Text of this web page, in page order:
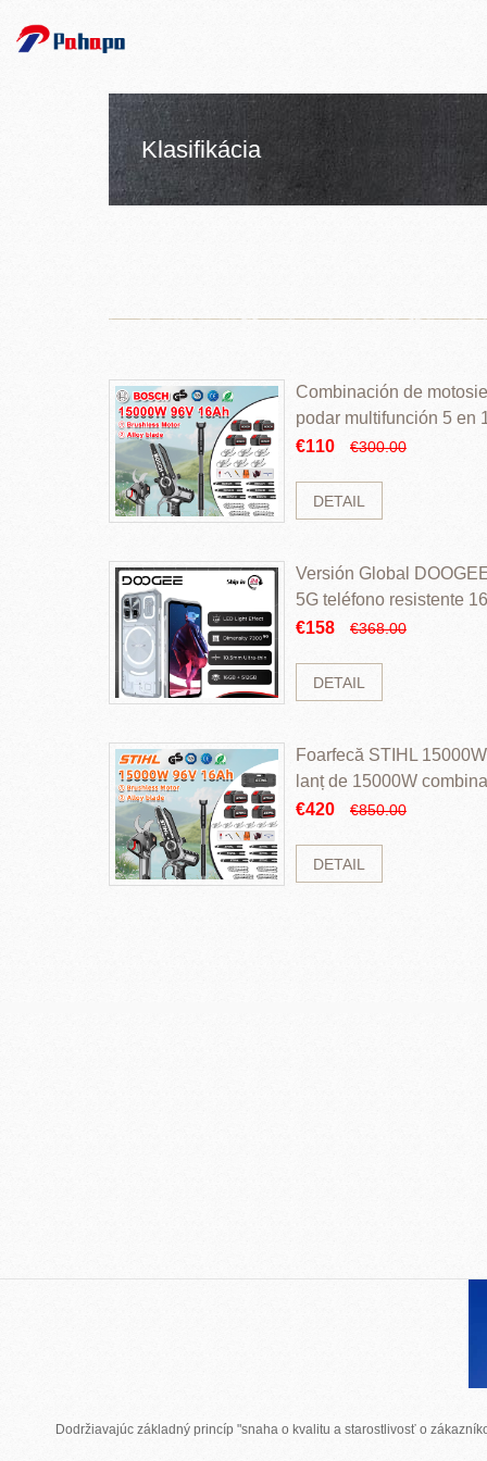
Klasifikácia
Combinación de
podar multifunción 5 en
€110
€300.00
DETAIL
Versión Global
5G teléfono resistente
ROM Mediatek
€158 €368.00
DETAIL
Foarfecă STIHL
lanț de 15000W
perii și baterie cu li
€420 €850.00
DETAIL
Dodržiavajúc základný princíp "snaha o kvalitu a starostlivosť o